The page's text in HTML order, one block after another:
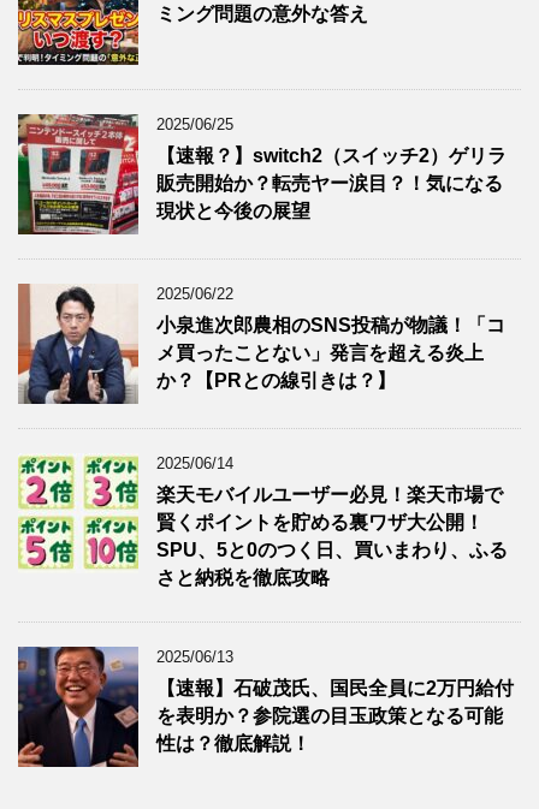
ミング問題の意外な答え
2025/06/25
【速報？】switch2（スイッチ2）ゲリラ
販売開始か？転売ヤー涙目？！気になる
現状と今後の展望
2025/06/22
小泉進次郎農相のSNS投稿が物議！「コ
メ買ったことない」発言を超える炎上
か？【PRとの線引きは？】
2025/06/14
楽天モバイルユーザー必見！楽天市場で
賢くポイントを貯める裏ワザ大公開！
SPU、5と0のつく日、買いまわり、ふる
さと納税を徹底攻略
2025/06/13
【速報】石破茂氏、国民全員に2万円給付
を表明か？参院選の目玉政策となる可能
性は？徹底解説！